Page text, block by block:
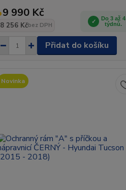
9 990 Kč
8 256 Kčbez DPH
Do 3 až 4
týdnů.
Přidat do košíku
Novinka